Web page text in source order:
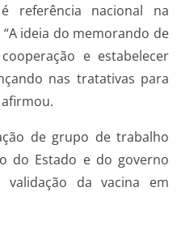
referência nacional na
ideia do memorando de
e estabelecer
nas tratativas para
de grupo de trabalho
do Estado e do governo
da vacina em